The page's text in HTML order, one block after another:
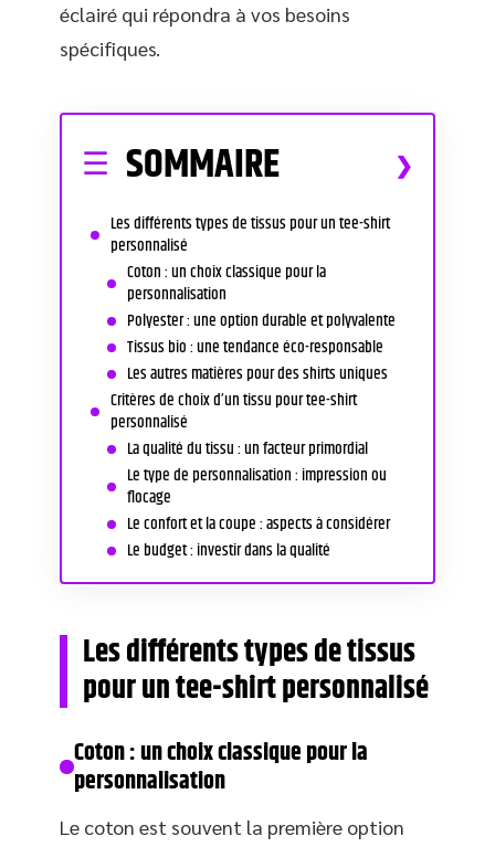
éclairé qui répondra à vos besoins
spécifiques.
SOMMAIRE
Les différents types de tissus pour un tee-shirt
personnalisé
Coton : un choix classique pour la
personnalisation
Polyester : une option durable et polyvalente
Tissus bio : une tendance éco-responsable
Les autres matières pour des shirts uniques
Critères de choix d’un tissu pour tee-shirt
personnalisé
La qualité du tissu : un facteur primordial
Le type de personnalisation : impression ou
flocage
Le confort et la coupe : aspects à considérer
Le budget : investir dans la qualité
Les différents types de tissus
pour un tee-shirt personnalisé
Coton : un choix classique pour la
personnalisation
Le coton est souvent la première option